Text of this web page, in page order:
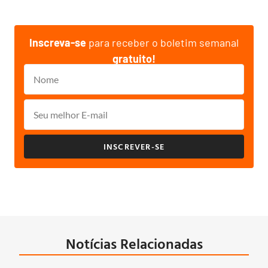
Inscreva-se para receber o boletim semanal
gratuito!
INSCREVER-SE
Notícias Relacionadas